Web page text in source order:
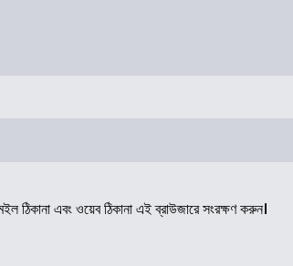
ঠিকানা এবং ওয়েব ঠিকানা এই ব্রাউজারে সংরক্ষণ করুন।